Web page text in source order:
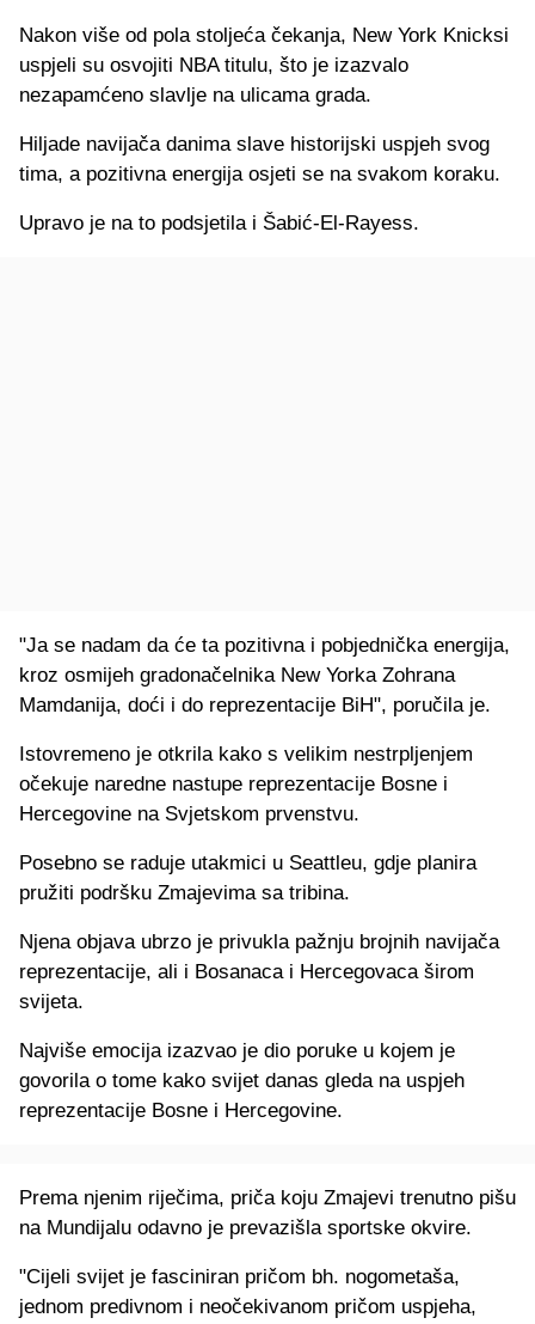
Nakon više od pola stoljeća čekanja, New York Knicksi
uspjeli su osvojiti NBA titulu, što je izazvalo
nezapamćeno slavlje na ulicama grada.
Hiljade navijača danima slave historijski uspjeh svog
tima, a pozitivna energija osjeti se na svakom koraku.
Upravo je na to podsjetila i Šabić-El-Rayess.
"Ja se nadam da će ta pozitivna i pobjednička energija,
kroz osmijeh gradonačelnika New Yorka Zohrana
Mamdanija, doći i do reprezentacije BiH", poručila je.
Istovremeno je otkrila kako s velikim nestrpljenjem
očekuje naredne nastupe reprezentacije Bosne i
Hercegovine na Svjetskom prvenstvu.
Posebno se raduje utakmici u Seattleu, gdje planira
pružiti podršku Zmajevima sa tribina.
Njena objava ubrzo je privukla pažnju brojnih navijača
reprezentacije, ali i Bosanaca i Hercegovaca širom
svijeta.
Najviše emocija izazvao je dio poruke u kojem je
govorila o tome kako svijet danas gleda na uspjeh
reprezentacije Bosne i Hercegovine.
Prema njenim riječima, priča koju Zmajevi trenutno pišu
na Mundijalu odavno je prevazišla sportske okvire.
"Cijeli svijet je fasciniran pričom bh. nogometaša,
jednom predivnom i neočekivanom pričom uspjeha,